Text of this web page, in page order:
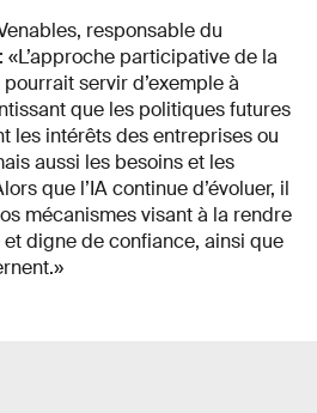
responsable du
participative de la
servir d’exemple à
que les politiques futures
les intérêts des entreprises ou
aussi les besoins et les
que l’IA continue d’évoluer, il
mécanismes visant à la rendre
digne de confiance, ainsi que